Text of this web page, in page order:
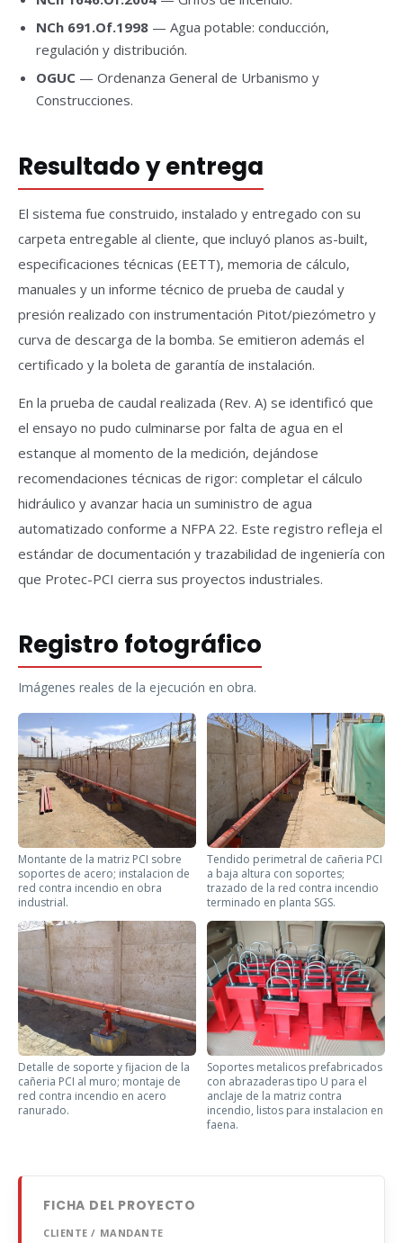
NCh 691.Of.1998 — Agua potable: conducción,
regulación y distribución.
OGUC — Ordenanza General de Urbanismo y
Construcciones.
Resultado y entrega
El sistema fue construido, instalado y entregado con su
carpeta entregable al cliente, que incluyó planos as-built,
especificaciones técnicas (EETT), memoria de cálculo,
manuales y un informe técnico de prueba de caudal y
presión realizado con instrumentación Pitot/piezómetro y
curva de descarga de la bomba. Se emitieron además el
certificado y la boleta de garantía de instalación.
En la prueba de caudal realizada (Rev. A) se identificó que
el ensayo no pudo culminarse por falta de agua en el
estanque al momento de la medición, dejándose
recomendaciones técnicas de rigor: completar el cálculo
hidráulico y avanzar hacia un suministro de agua
automatizado conforme a NFPA 22. Este registro refleja el
estándar de documentación y trazabilidad de ingeniería con
que Protec-PCI cierra sus proyectos industriales.
Registro fotográfico
Imágenes reales de la ejecución en obra.
Montante de la matriz PCI sobre
soportes de acero; instalacion de
red contra incendio en obra
industrial.
Tendido perimetral de cañeria PCI
a baja altura con soportes;
trazado de la red contra incendio
terminado en planta SGS.
Detalle de soporte y fijacion de la
cañeria PCI al muro; montaje de
red contra incendio en acero
ranurado.
Soportes metalicos prefabricados
con abrazaderas tipo U para el
anclaje de la matriz contra
incendio, listos para instalacion en
faena.
FICHA DEL PROYECTO
CLIENTE / MANDANTE